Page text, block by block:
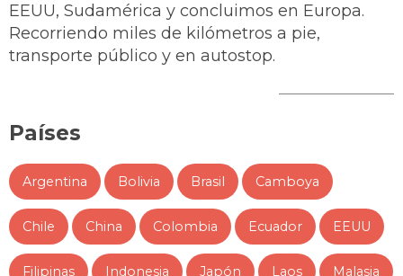
EEUU, Sudamérica y concluimos en Europa.
Recorriendo miles de kilómetros a pie,
transporte público y en autostop.
Países
Argentina Bolivia Brasil Camboya
Chile China Colombia Ecuador EEUU
Filipinas Indonesia Japón Laos Malasia